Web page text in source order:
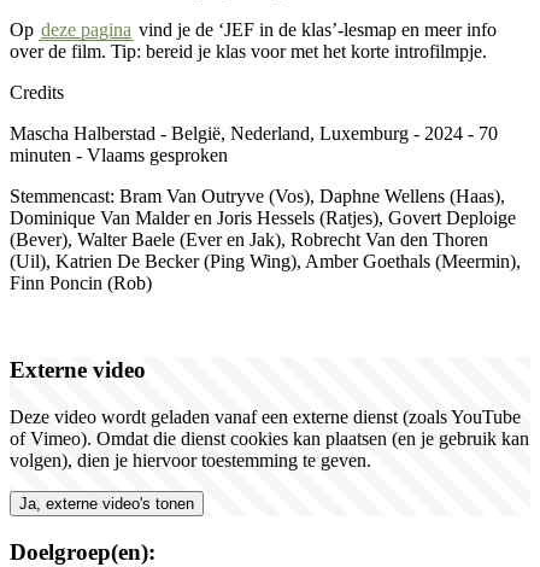
Op deze pagina vind je de ‘JEF in de klas’-lesmap en meer info
over de film. Tip: bereid je klas voor met het korte introfilmpje.
Credits
Mascha Halberstad - België, Nederland, Luxemburg - 2024 - 70
minuten - Vlaams gesproken
Stemmencast: Bram Van Outryve (Vos), Daphne Wellens (Haas),
Dominique Van Malder en Joris Hessels (Ratjes), Govert Deploige
(Bever), Walter Baele (Ever en Jak), Robrecht Van den Thoren
(Uil), Katrien De Becker (Ping Wing), Amber Goethals (Meermin),
Finn Poncin (Rob)
Externe video
Deze video wordt geladen vanaf een externe dienst (zoals YouTube
of Vimeo). Omdat die dienst cookies kan plaatsen (en je gebruik kan
volgen), dien je hiervoor toestemming te geven.
Ja, externe video's tonen
Doelgroep(en):